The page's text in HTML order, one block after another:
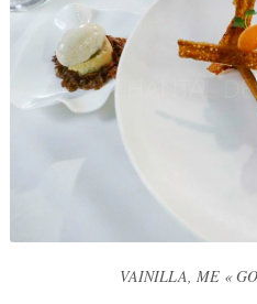
VAINILLA, ME «